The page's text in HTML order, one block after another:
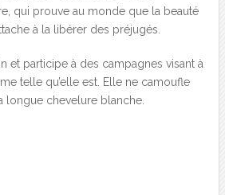
qui prouve au monde que la beauté
à la libérer des préjugés.
et participe à des campagnes visant à
telle qu’elle est. Elle ne camoufle
longue chevelure blanche.